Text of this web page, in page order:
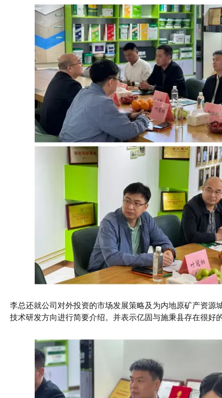
李总还就公司对外投资的市场发展策略及为内地原矿产资源
技术研发方向进行简要介绍。并表示亿固与施秉县存在很好